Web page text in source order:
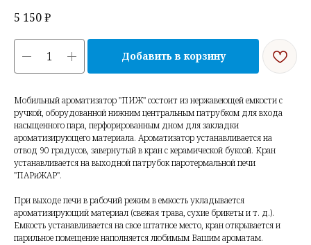
5 150₽
Добавить в корзину
Мобильный ароматизатор "ПИЖ" состоит из нержавеющей емкости с
ручкой, оборудованной нижним центральным патрубком для входа
насыщенного пара, перфорированным дном для закладки
ароматизирующего материала. Ароматизатор устанавливается на
отвод 90 градусов, завернутый в кран с керамической буксой. Кран
устанавливается на выходной патрубок паротермальной печи
"ПАРиЖАР".
При выходе печи в рабочий режим в емкость укладывается
ароматизирующий материал (свежая трава, сухие брикеты и т. д.).
Емкость устанавливается на свое штатное место, кран открывается и
парильное помещение наполняется любимым Вашим ароматам.